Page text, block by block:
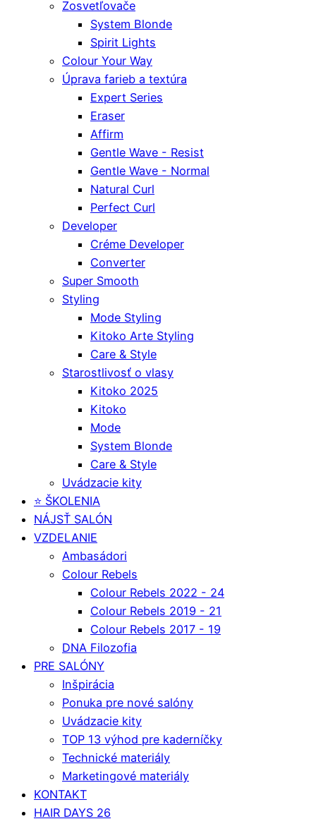
Zosvetľovače
System Blonde
Spirit Lights
Colour Your Way
Úprava farieb a textúra
Expert Series
Eraser
Affirm
Gentle Wave - Resist
Gentle Wave - Normal
Natural Curl
Perfect Curl
Developer
Créme Developer
Converter
Super Smooth
Styling
Mode Styling
Kitoko Arte Styling
Care & Style
Starostlivosť o vlasy
Kitoko 2025
Kitoko
Mode
System Blonde
Care & Style
Uvádzacie kity
⭐️ ŠKOLENIA
NÁJSŤ SALÓN
VZDELANIE
Ambasádori
Colour Rebels
Colour Rebels 2022 - 24
Colour Rebels 2019 - 21
Colour Rebels 2017 - 19
DNA Filozofia
PRE SALÓNY
Inšpirácia
Ponuka pre nové salóny
Uvádzacie kity
TOP 13 výhod pre kaderníčky
Technické materiály
Marketingové materiály
KONTAKT
HAIR DAYS 26